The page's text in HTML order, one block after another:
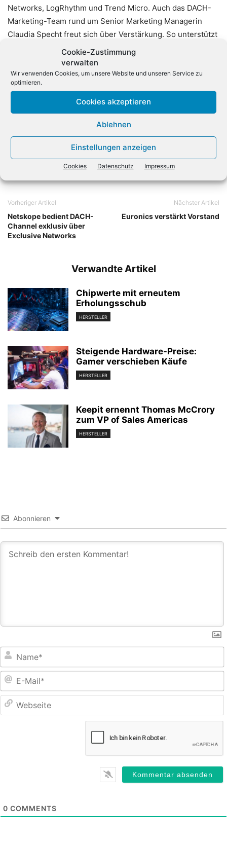
Cookie-Zustimmung
verwalten
Wir verwenden Cookies, um unsere Website und unseren Service zu
optimieren.
Cookies akzeptieren
Ablehnen
Einstellungen anzeigen
Cookies Datenschutz Impressum
Networks, LogRhythm und Trend Micro. Auch das DACH-
Marketing-Team rund um Senior Marketing Managerin
Claudia Specht freut sich über Verstärkung. So unterstützt
Olli David-Spickermann als Marketing Coordinator DACH
ab sofort die Umsetzung regionaler Strategien und
Kampagnen mit dem Ziel, die Markenbekanntheit im
deutschsprachigen Raum zu steigern und damit den
Ausbau der Vertriebspipeline zu fördern. David-
Spickermann kommt von Exclusive Networks zu Delinea.
Vorheriger Artikel
Netskope bedient DACH-
Channel exklusiv über
Exclusive Networks
Nächster Artikel
Euronics verstärkt Vorstand
Verwandte Artikel
Chipwerte mit erneutem
Erholungsschub
HERSTELLER
Steigende Hardware-Preise:
Gamer verschieben Käufe
HERSTELLER
Keepit ernennt Thomas McCrory
zum VP of Sales Americas
HERSTELLER
Abonnieren
0 COMMENTS